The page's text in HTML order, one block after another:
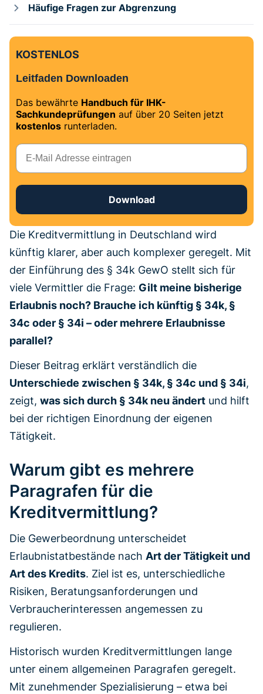
Häufige Fragen zur Abgrenzung
KOSTENLOS
Leitfaden Downloaden
Das bewährte Handbuch für IHK-
Sachkundeprüfungen auf über 20 Seiten jetzt
kostenlos runterladen.
E-Mail
Download
Die Kreditvermittlung in Deutschland wird
künftig klarer, aber auch komplexer geregelt. Mit
der Einführung des § 34k GewO stellt sich für
viele Vermittler die Frage: Gilt meine bisherige
Erlaubnis noch? Brauche ich künftig § 34k, §
34c oder § 34i – oder mehrere Erlaubnisse
parallel?
Dieser Beitrag erklärt verständlich die
Unterschiede zwischen § 34k, § 34c und § 34i,
zeigt, was sich durch § 34k neu ändert und hilft
bei der richtigen Einordnung der eigenen
Tätigkeit.
Warum gibt es mehrere
Paragrafen für die
Kreditvermittlung?
Die Gewerbeordnung unterscheidet
Erlaubnistatbestände nach Art der Tätigkeit und
Art des Kredits. Ziel ist es, unterschiedliche
Risiken, Beratungsanforderungen und
Verbraucherinteressen angemessen zu
regulieren.
Historisch wurden Kreditvermittlungen lange
unter einem allgemeinen Paragrafen geregelt.
Mit zunehmender Spezialisierung – etwa bei